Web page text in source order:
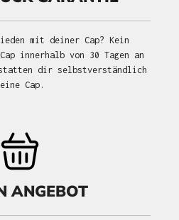
mit deiner Cap? Kein
innerhalb von 30 Tagen an
dir selbstverständlich
Cap.
ANGEBOT